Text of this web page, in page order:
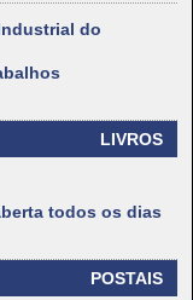
do
LIVROS
todos os dias
POSTAIS